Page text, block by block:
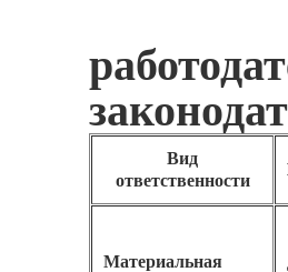
Вид
ответственности
Материальная